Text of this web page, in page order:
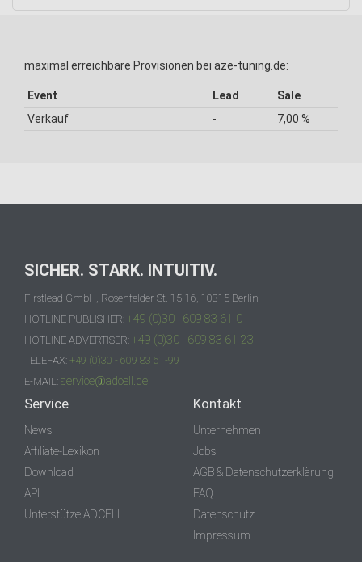
maximal erreichbare Provisionen bei aze-tuning.de:
Event Lead
Sale
Verkauf
- 7,00 %
SICHER. STARK. INTUITIV.
Firstlead GmbH, Rosenfelder St. 15-16, 10315 Berlin
HOTLINE PUBLISHER: +49 (0)30 - 609 83 61-0
HOTLINE ADVERTISER: +49 (0)30 - 609 83 61-23
TELEFAX: +49 (0)30 - 609 83 61-99
E-MAIL: service@adcell.de
Service
News
Affiliate-Lexikon
Download
API
Unterstütze ADCELL
Kontakt
Unternehmen
Jobs
AGB & Datenschutzerklärung
FAQ
Datenschutz
Impressum